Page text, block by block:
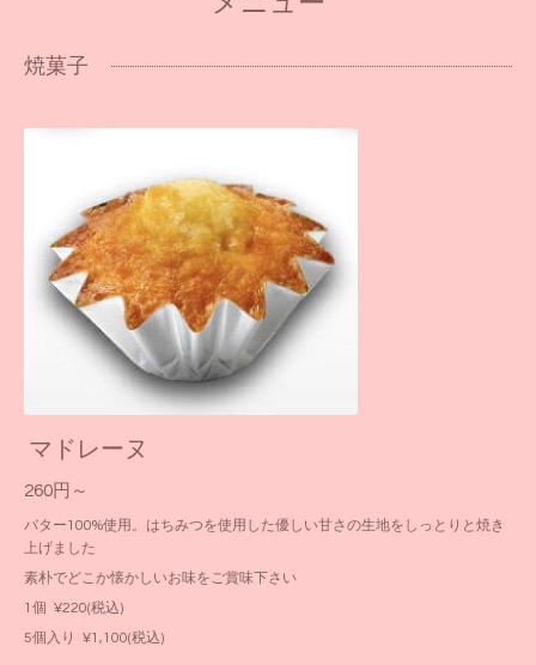
焼菓子
マドレーヌ
260円～
バター100%使用。はちみつを使用した優しい甘さの生地をしっとりと焼き
上げました
素朴でどこか懐かしいお味をご賞味下さい
1個 ¥220(税込)
5個入り ¥1,100(税込)